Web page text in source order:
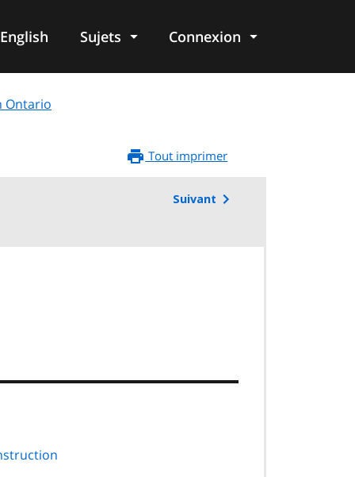
English Sujets Connexion
Ontario
Tout imprimer
Suivant